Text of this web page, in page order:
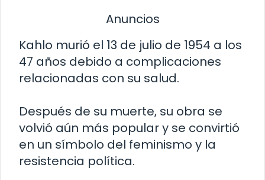
Anuncios
Kahlo murió el 13 de julio de 1954 a los
47 años debido a complicaciones
relacionadas con su salud.
Después de su muerte, su obra se
volvió aún más popular y se convirtió
en un símbolo del feminismo y la
resistencia política.